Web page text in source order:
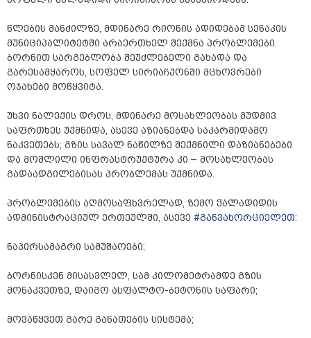
წლების მანძილზე, მდინარე რიონის ადიდებამ სენაკის
მუნიციპალიტეტში არაერთხელ შექმნა პრობლემები.
ბორნით სარგებლობა შეუძლებელი გახადა და
გარესამყაროს, სოფელ სირიაჩქონში მცხოვრები
ოჯახები მოწყვიტა.
უხვი ნალექის დროს, მდინარე მოსახლეობას მუდმივ
საფრთხეს უქმნიდა, ასევე აზიანებდა საკარმიდამო
ნაკვეთებს; გზის სავალ ნაწილზე შექმნილი დაზიანებები
და მოშლილი ინფრასტრუქტურა კი – მოსახლეობას
გადაადგილებისას პრობლემას უქმნიდა.
პრობლემების აღმოსაფხვრელად, ზემო ჭალადიდის
ადმინისტრაციულ ერთეულში, ასევე #განვახორციელეთ:
ნაპირსამაგრი სამუშაოები;
ბორნისკენ მისასვლელ, სამ კილომეტრამდე გზის
მონაკვეთზე, დაიგო ასფალტო-ბეტონის საფარი;
მოვაწყვეთ გარე განათების სისტემა;